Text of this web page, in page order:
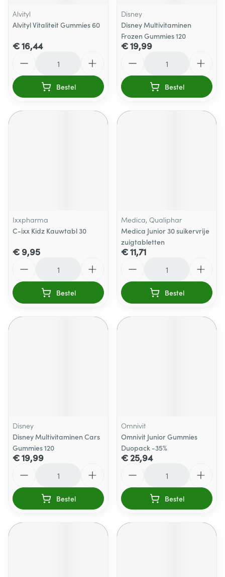
Alvityl
Alvityl Vitaliteit Gummies 60
€ 16,44
Bestel
Disney
Disney Multivitaminen
Frozen Gummies 120
€ 19,99
Bestel
Ixxpharma
C-ixx Kidz Kauwtabl 30
€ 9,95
Bestel
Medica, Qualiphar
Medica Junior 30 suikervrije
zuigtabletten
€ 11,71
Bestel
Disney
Disney Multivitaminen Cars
Gummies 120
€ 19,99
Bestel
Omnivit
Omnivit Junior Gummies
Duopack -35%
€ 25,94
Bestel